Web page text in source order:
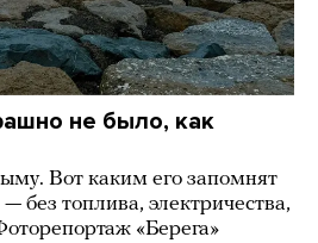
не было, как
Вот каким его запомнят
без топлива, электричества,
«Берега»